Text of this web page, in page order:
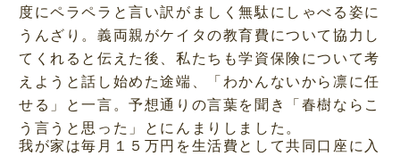
度にペラペラと言い訳がましく無駄にしゃべる姿に
うんざり。義両親がケイタの教育費について協力し
てくれると伝えた後、私たちも学資保険について考
えようと話し始めた途端、「わかんないから凛に任
せる」と一言。予想通りの言葉を聞き「春樹ならこ
う言うと思った」とにんまりしました。
我が家は毎月１５万円を生活費として共同口座に入